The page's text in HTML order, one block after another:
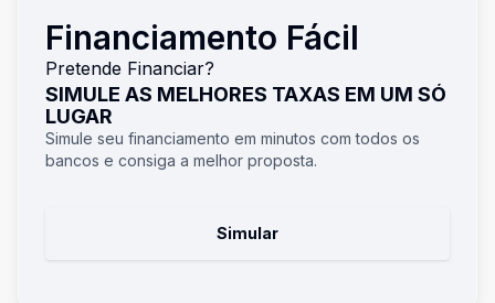
Financiamento Fácil
Pretende Financiar?
SIMULE AS MELHORES TAXAS EM UM SÓ
LUGAR
Simule seu financiamento em minutos com todos os
bancos e consiga a melhor proposta.
Simular